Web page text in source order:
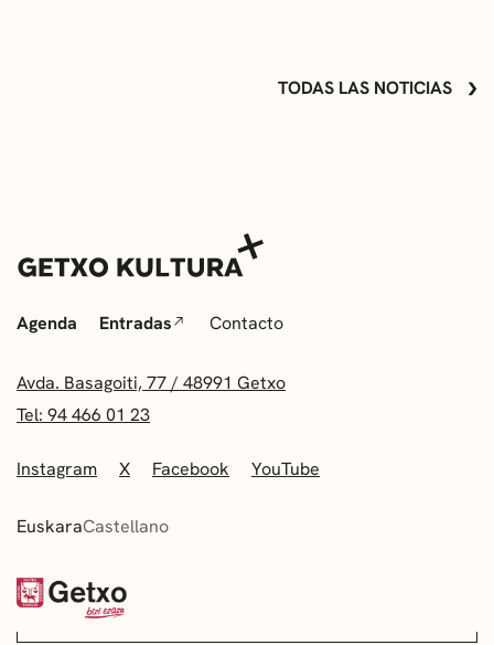
TODAS LAS NOTICIAS
Agenda Entradas Contacto
Avda. Basagoiti, 77 / 48991 Getxo
Tel: 94 466 01 23
Instagram X Facebook YouTube
EuskaraCastellano